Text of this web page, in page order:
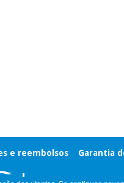
e reembolsos Garantia